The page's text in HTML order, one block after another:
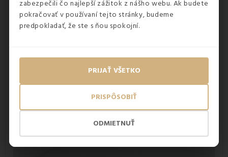
zabezpečili čo najlepší zážitok z nášho webu. Ak budete
pokračovať v používaní tejto stránky, budeme
predpokladať, že ste s ňou spokojní.
ODMIETNUŤ
PRISPÔSOBIŤ
PRIJAŤ VŠETKO
obľúbenýmsedacím vakoma podľa farby postele aj k
posteli.